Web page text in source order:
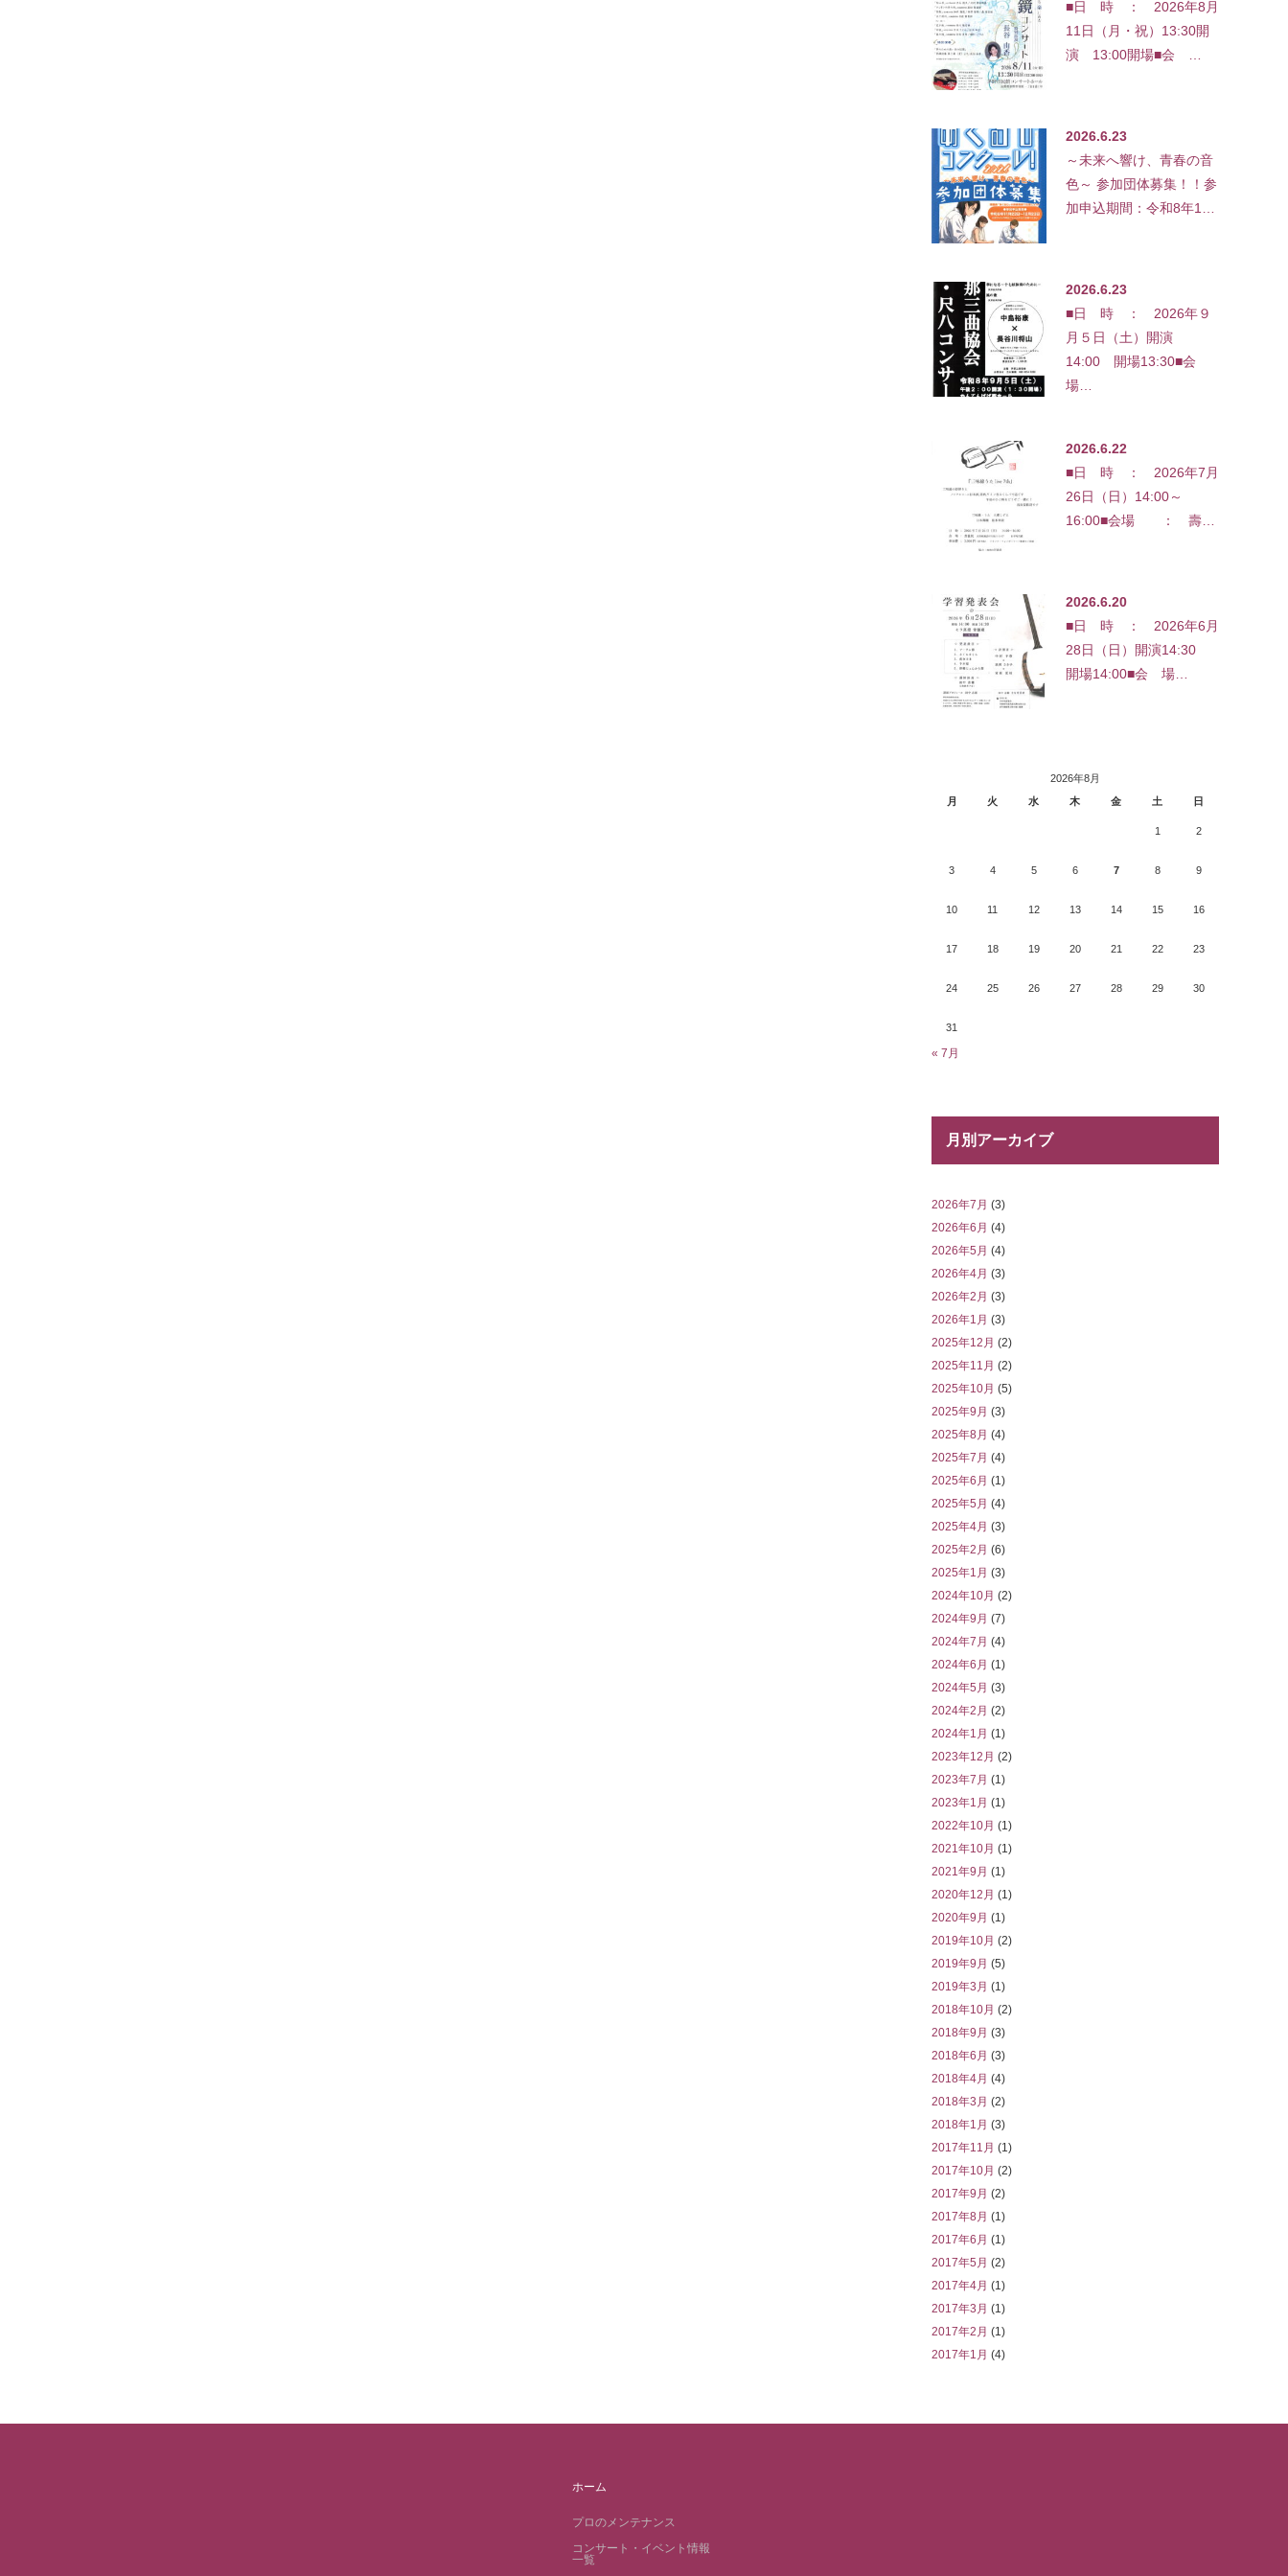
■日 時 ： 2026年8月
11日（月・祝）13:30開
演 13:00開場■会 …
2026.6.23
～未来へ響け、青春の音
色～ 参加団体募集！！参
加申込期間：令和8年1…
2026.6.23
■日 時 ： 2026年９
月５日（土）開演
14:00 開場13:30■会
場…
2026.6.22
■日 時 ： 2026年7月
26日（日）14:00～
16:00■会場 ： 壽…
2026.6.20
■日 時 ： 2026年6月
28日（日）開演14:30
開場14:00■会 場…
2026年8月
月
火 水 木 金 土 日
1 2
3 4 5 6 7 8 9
10 11 12 13 14 15 16
17 18 19 20 21 22 23
24 25 26 27 28 29 30
31
« 7月
月別アーカイブ
2026年7月 (3)
2026年6月 (4)
2026年5月 (4)
2026年4月 (3)
2026年2月 (3)
2026年1月 (3)
2025年12月 (2)
2025年11月 (2)
2025年10月 (5)
2025年9月 (3)
2025年8月 (4)
2025年7月 (4)
2025年6月 (1)
2025年5月 (4)
2025年4月 (3)
2025年2月 (6)
2025年1月 (3)
2024年10月 (2)
2024年9月 (7)
2024年7月 (4)
2024年6月 (1)
2024年5月 (3)
2024年2月 (2)
2024年1月 (1)
2023年12月 (2)
2023年7月 (1)
2023年1月 (1)
2022年10月 (1)
2021年10月 (1)
2021年9月 (1)
2020年12月 (1)
2020年9月 (1)
2019年10月 (2)
2019年9月 (5)
2019年3月 (1)
2018年10月 (2)
2018年9月 (3)
2018年6月 (3)
2018年4月 (4)
2018年3月 (2)
2018年1月 (3)
2017年11月 (1)
2017年10月 (2)
2017年9月 (2)
2017年8月 (1)
2017年6月 (1)
2017年5月 (2)
2017年4月 (1)
2017年3月 (1)
2017年2月 (1)
2017年1月 (4)
ホーム
プロのメンテナンス
コンサート・イベント情報
一覧